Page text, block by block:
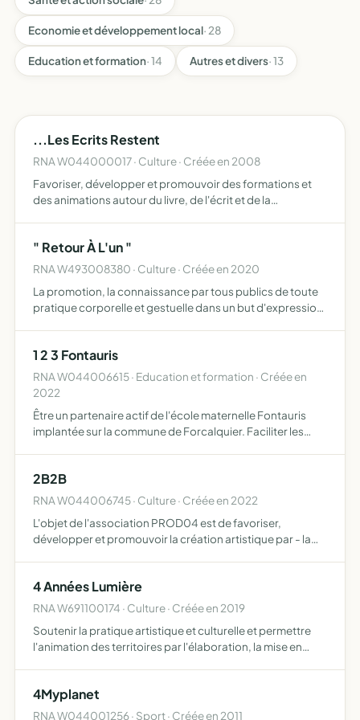
Economie et développement local· 28
Education et formation· 14 Autres et divers· 13
...Les Ecrits Restent
RNA W044000017 · Culture · Créée en 2008
Favoriser, développer et promouvoir des formations et
des animations autour du livre, de l'écrit et de la
aus…
" Retour À L'un "
RNA W493008380 · Culture · Créée en 2020
La promotion, la connaissance par tous publics de toute
pratique corporelle et gestuelle dans un but d'expression
1 2 3 Fontauris
RNA W044006615 · Education et formation · Créée en
2022
Être un partenaire actif de l'école maternelle Fontauris
implantée sur la commune de Forcalquier. Faciliter les
2B2B
RNA W044006745 · Culture · Créée en 2022
L'objet de l'association PROD04 est de favoriser,
développer et promouvoir la création artistique par - la
4 Années Lumière
RNA W691100174 · Culture · Créée en 2019
Soutenir la pratique artistique et culturelle et permettre
l'animation des territoires par l'élaboration, la mise en
4Myplanet
RNA W044001256 · Sport · Créée en 2011